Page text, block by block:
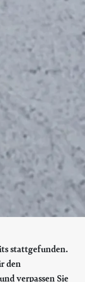
stattgefunden.
den
und verpassen Sie